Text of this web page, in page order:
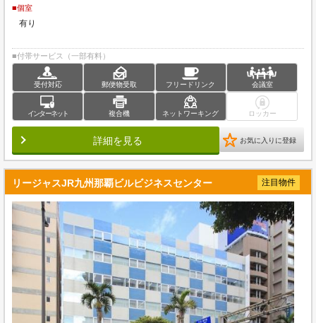
■個室
有り
■付帯サービス（一部有料）
受付対応 郵便物受取 フリードリンク 会議室
インターネット 複合機 ネットワーキング ロッカー
詳細を見る お気に入りに登録
リージャスJR九州那覇ビルビジネスセンター 注目物件